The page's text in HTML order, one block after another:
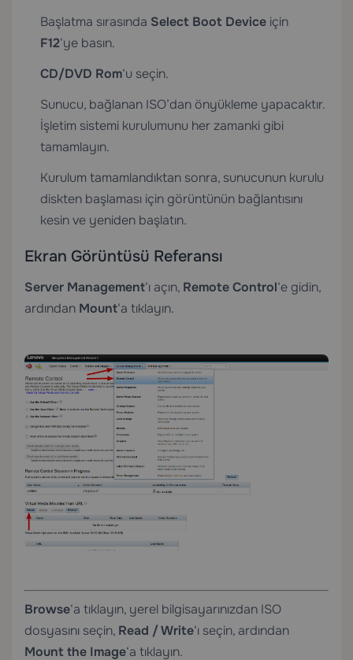
Başlatma sırasında Select Boot Device için
F12‘ye basın.
CD/DVD Rom‘u seçin.
Sunucu, bağlanan ISO’dan önyükleme yapacaktır.
İşletim sistemi kurulumunu her zamanki gibi
tamamlayın.
Kurulum tamamlandıktan sonra, sunucunun kurulu
diskten başlaması için görüntünün bağlantısını
kesin ve yeniden başlatın.
Ekran Görüntüsü Referansı
Server Management‘ı açın, Remote Control‘e gidin,
ardından Mount‘a tıklayın.
Browse‘a tıklayın, yerel bilgisayarınızdan ISO
dosyasını seçin, Read / Write‘ı seçin, ardından
Mount the Image‘a tıklayın.